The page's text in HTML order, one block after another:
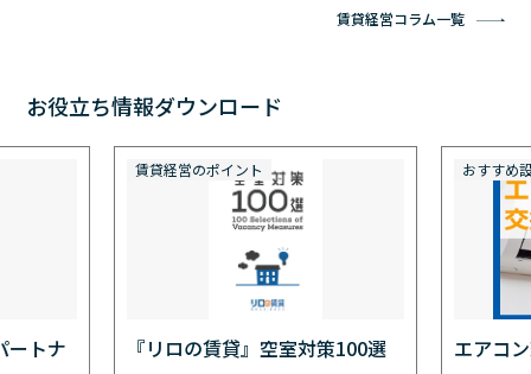
賃貸経営コラム一覧
お役立ち情報ダウンロード
ートナ
賃貸経営のポイント
『リロの賃貸』空室対策100選
おすすめ
エアコ